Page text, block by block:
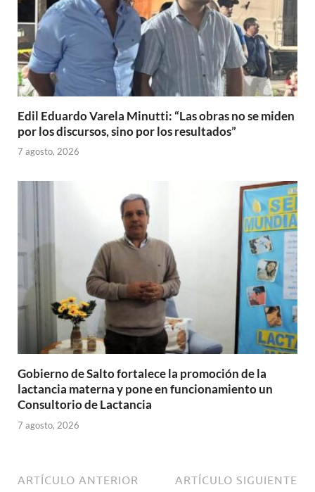
Edil Eduardo Varela Minutti: “Las obras no se miden
por los discursos, sino por los resultados”
7 agosto, 2026
Gobierno de Salto fortalece la promoción de la
lactancia materna y pone en funcionamiento un
Consultorio de Lactancia
7 agosto, 2026
ARTÍCULO ANTERIOR ARTÍCULO SIGUIENTE